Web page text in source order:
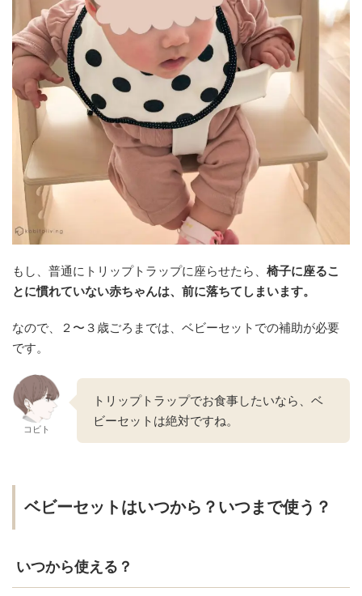
もし、普通にトリップトラップに座らせたら、 椅子に座るこ
とに慣れていない赤ちゃんは、前に落ちてしまいます。
なので、２〜３歳ごろまでは、ベビーセットでの補助が必要
です。
コビト
トリップトラップでお食事したいなら、ベ
ビーセットは絶対ですね。
ベビーセットはいつから？いつまで使う？
いつから使える？